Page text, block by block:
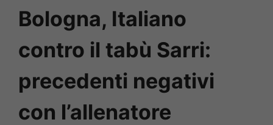
Bologna, Italiano
contro il tabù Sarri:
precedenti negativi
con l’allenatore